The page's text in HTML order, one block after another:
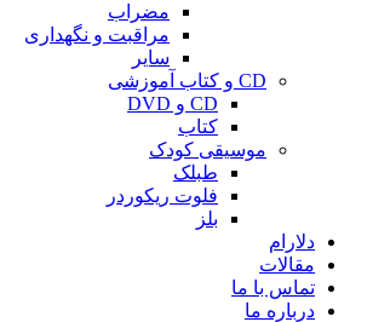
مضراب
مراقبت و نگهداری
سایر
CD و کتاب آموزشی
CD و DVD
کتاب
موسیقی کودک
طبلک
فلوت ریکوردر
بلز
دلارام
مقالات
تماس با ما
درباره ما